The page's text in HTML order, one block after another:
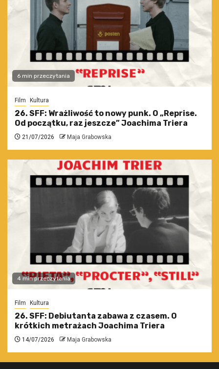
6 min przeczytania
Film Kultura
26. SFF: Wrażliwość to nowy punk. O „Reprise.
Od początku, raz jeszcze” Joachima Triera
21/07/2026 Maja Grabowska
4 min przeczytania
Film Kultura
26. SFF: Debiutanta zabawa z czasem. O
krótkich metrażach Joachima Triera
14/07/2026 Maja Grabowska